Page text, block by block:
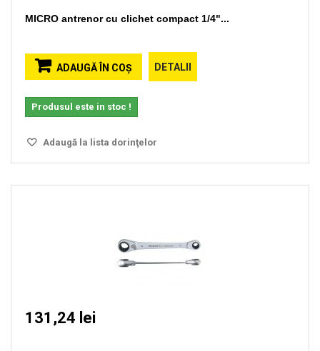
MICRO antrenor cu clichet compact 1/4"...
ADAUGĂ ÎN COŞ DETALII
Produsul este in stoc !
Adaugă la lista dorinţelor
131,24 lei